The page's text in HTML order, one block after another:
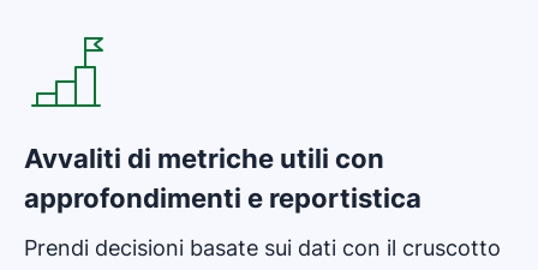
Avvaliti di metriche utili con
approfondimenti e reportistica
Prendi decisioni basate sui dati con il cruscotto